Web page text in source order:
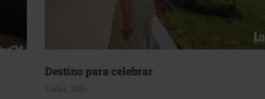
Destino para celebrar
3 julio, 2026